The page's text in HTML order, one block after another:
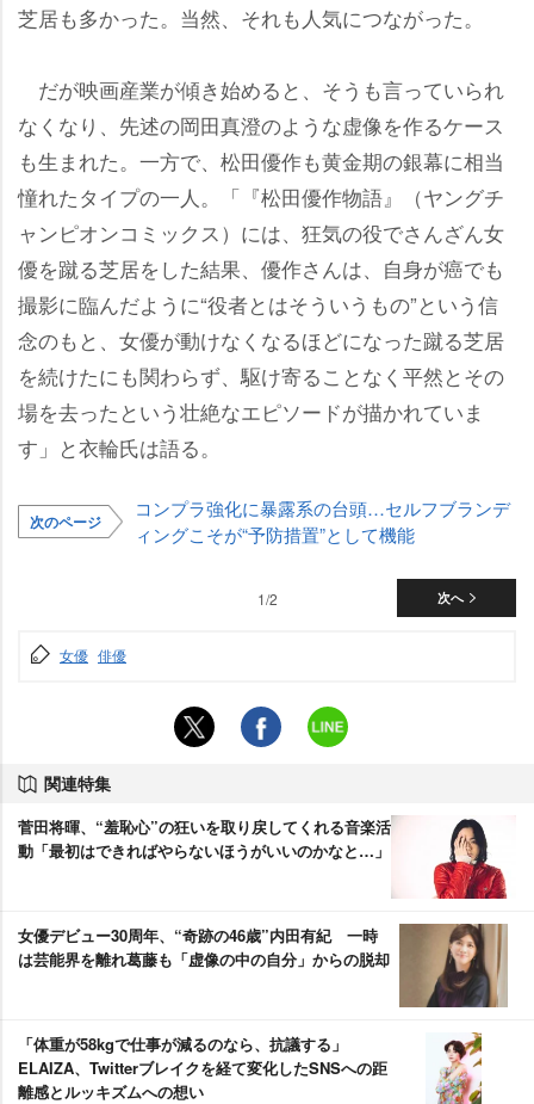
芝居も多かった。当然、それも人気につながった。
だが映画産業が傾き始めると、そうも言っていられ
なくなり、先述の岡田真澄のような虚像を作るケース
も生まれた。一方で、松田優作も黄金期の銀幕に相当
憧れたタイプの一人。「『松田優作物語』（ヤングチ
ャンピオンコミックス）には、狂気の役でさんざん女
優を蹴る芝居をした結果、優作さんは、自身が癌でも
撮影に臨んだように“役者とはそういうもの”という信
念のもと、女優が動けなくなるほどになった蹴る芝居
を続けたにも関わらず、駆け寄ることなく平然とその
場を去ったという壮絶なエピソードが描かれていま
す」と衣輪氏は語る。
次のページ
コンプラ強化に暴露系の台頭…セルフブランデ
ィングこそが“予防措置”として機能
次へ
1/2
女優 俳優
関連特集
菅田将暉、“羞恥心”の狂いを取り戻してくれる音楽活
動「最初はできればやらないほうがいいのかなと…」
女優デビュー30周年、“奇跡の46歳”内田有紀 一時
は芸能界を離れ葛藤も「虚像の中の自分」からの脱却
「体重が58kgで仕事が減るのなら、抗議する」
ELAIZA、Twitterブレイクを経て変化したSNSへの距
離感とルッキズムへの想い